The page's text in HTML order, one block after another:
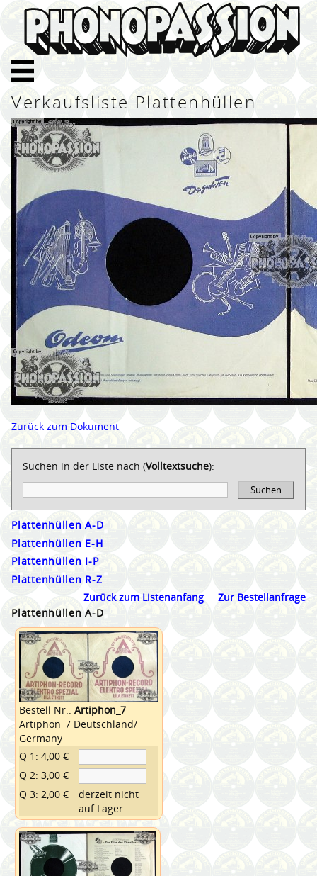
Verkaufsliste Plattenhüllen
Zurück zum Dokument
Suchen in der Liste nach (Volltextsuche):
Suchen
Plattenhüllen A-D
Plattenhüllen E-H
Plattenhüllen I-P
Plattenhüllen R-Z
Zurück zum Listenanfang
Zur Bestellanfrage
Plattenhüllen A-D
Bestell Nr.:Artiphon_7
Artiphon_7 Deutschland/
Germany
Q 1: 4,00 €
Q 2: 3,00 €
Q 3: 2,00 €
derzeit nicht
auf Lager